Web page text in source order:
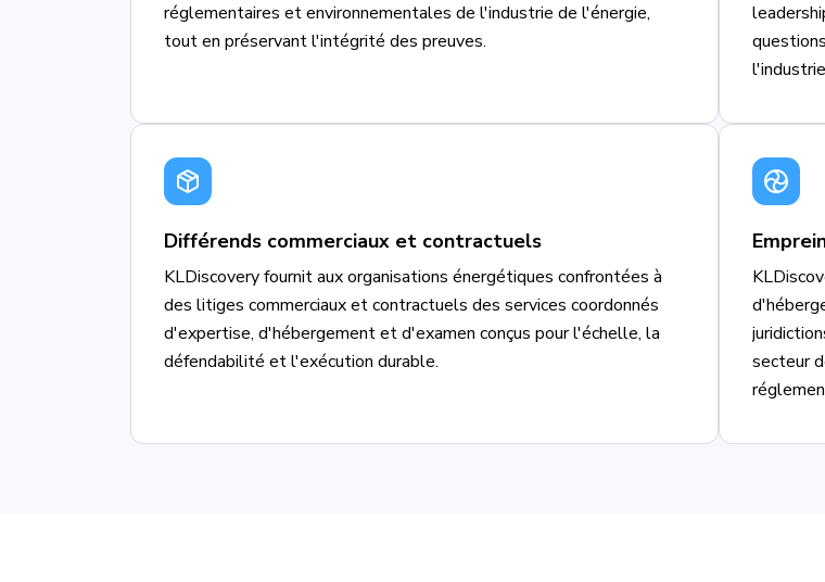
réglementaires et environnementales de l'industrie de l'énergie,
tout en préservant l'intégrité des preuves.
Différends commerciaux et contractuels
KLDiscovery fournit aux organisations énergétiques confrontées à
des litiges commerciaux et contractuels des services coordonnés
d'expertise, d'hébergement et d'examen conçus pour l'échelle, la
défendabilité et l'exécution durable.
secteur